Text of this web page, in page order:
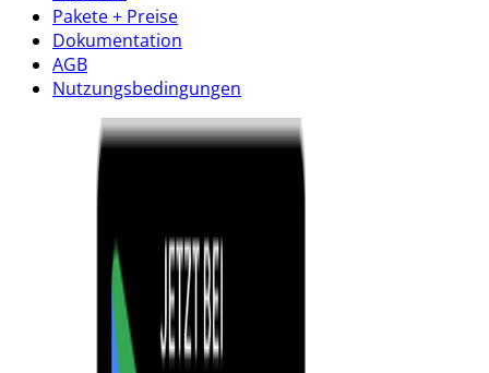
Pakete + Preise
Dokumentation
AGB
Nutzungs­bedingungen